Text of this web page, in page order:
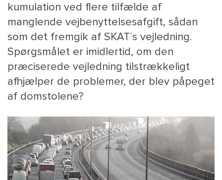
MAIN
MENU
SMALL
HR
kumulation ved flere tilfælde af
manglende vejbenyttelsesafgift, sådan
som det fremgik af SKAT´s vejledning.
Spørgsmålet er imidlertid, om den
præciserede vejledning tilstrækkeligt
afhjælper de problemer, der blev påpeget
af domstolene?